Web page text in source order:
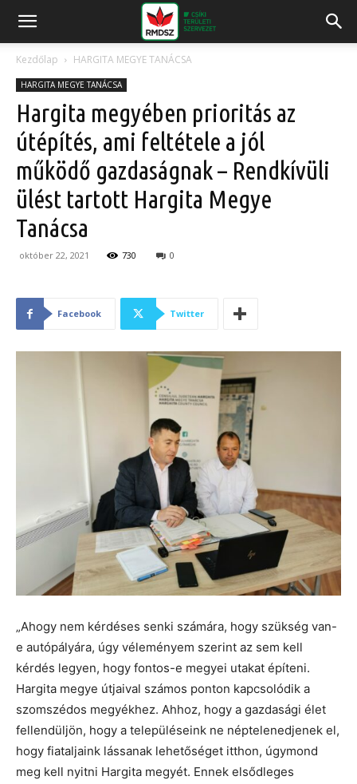
Kezdőlap HARGITA MEGYE TANÁCSA
HARGITA MEGYE TANÁCSA
Hargita megyében prioritás az
útépítés, ami feltétele a jól
működő gazdaságnak – Rendkívüli
ülést tartott Hargita Megye
Tanácsa
október 22, 2021 730 0
Facebook Twitter
„Ahogy nem kérdéses senki számára, hogy szükség van-
e autópályára, úgy véleményem szerint az sem kell
kérdés legyen, hogy fontos-e megyei utakat építeni.
Hargita megye útjaival számos ponton kapcsolódik a
szomszédos megyékhez. Ahhoz, hogy a gazdasági élet
fellendüljön, hogy a településeink ne néptelenedjenek el,
hogy fiataljaink lássanak lehetőséget itthon, úgymond
meg kell nyitni Hargita megyét. Ennek elsődleges